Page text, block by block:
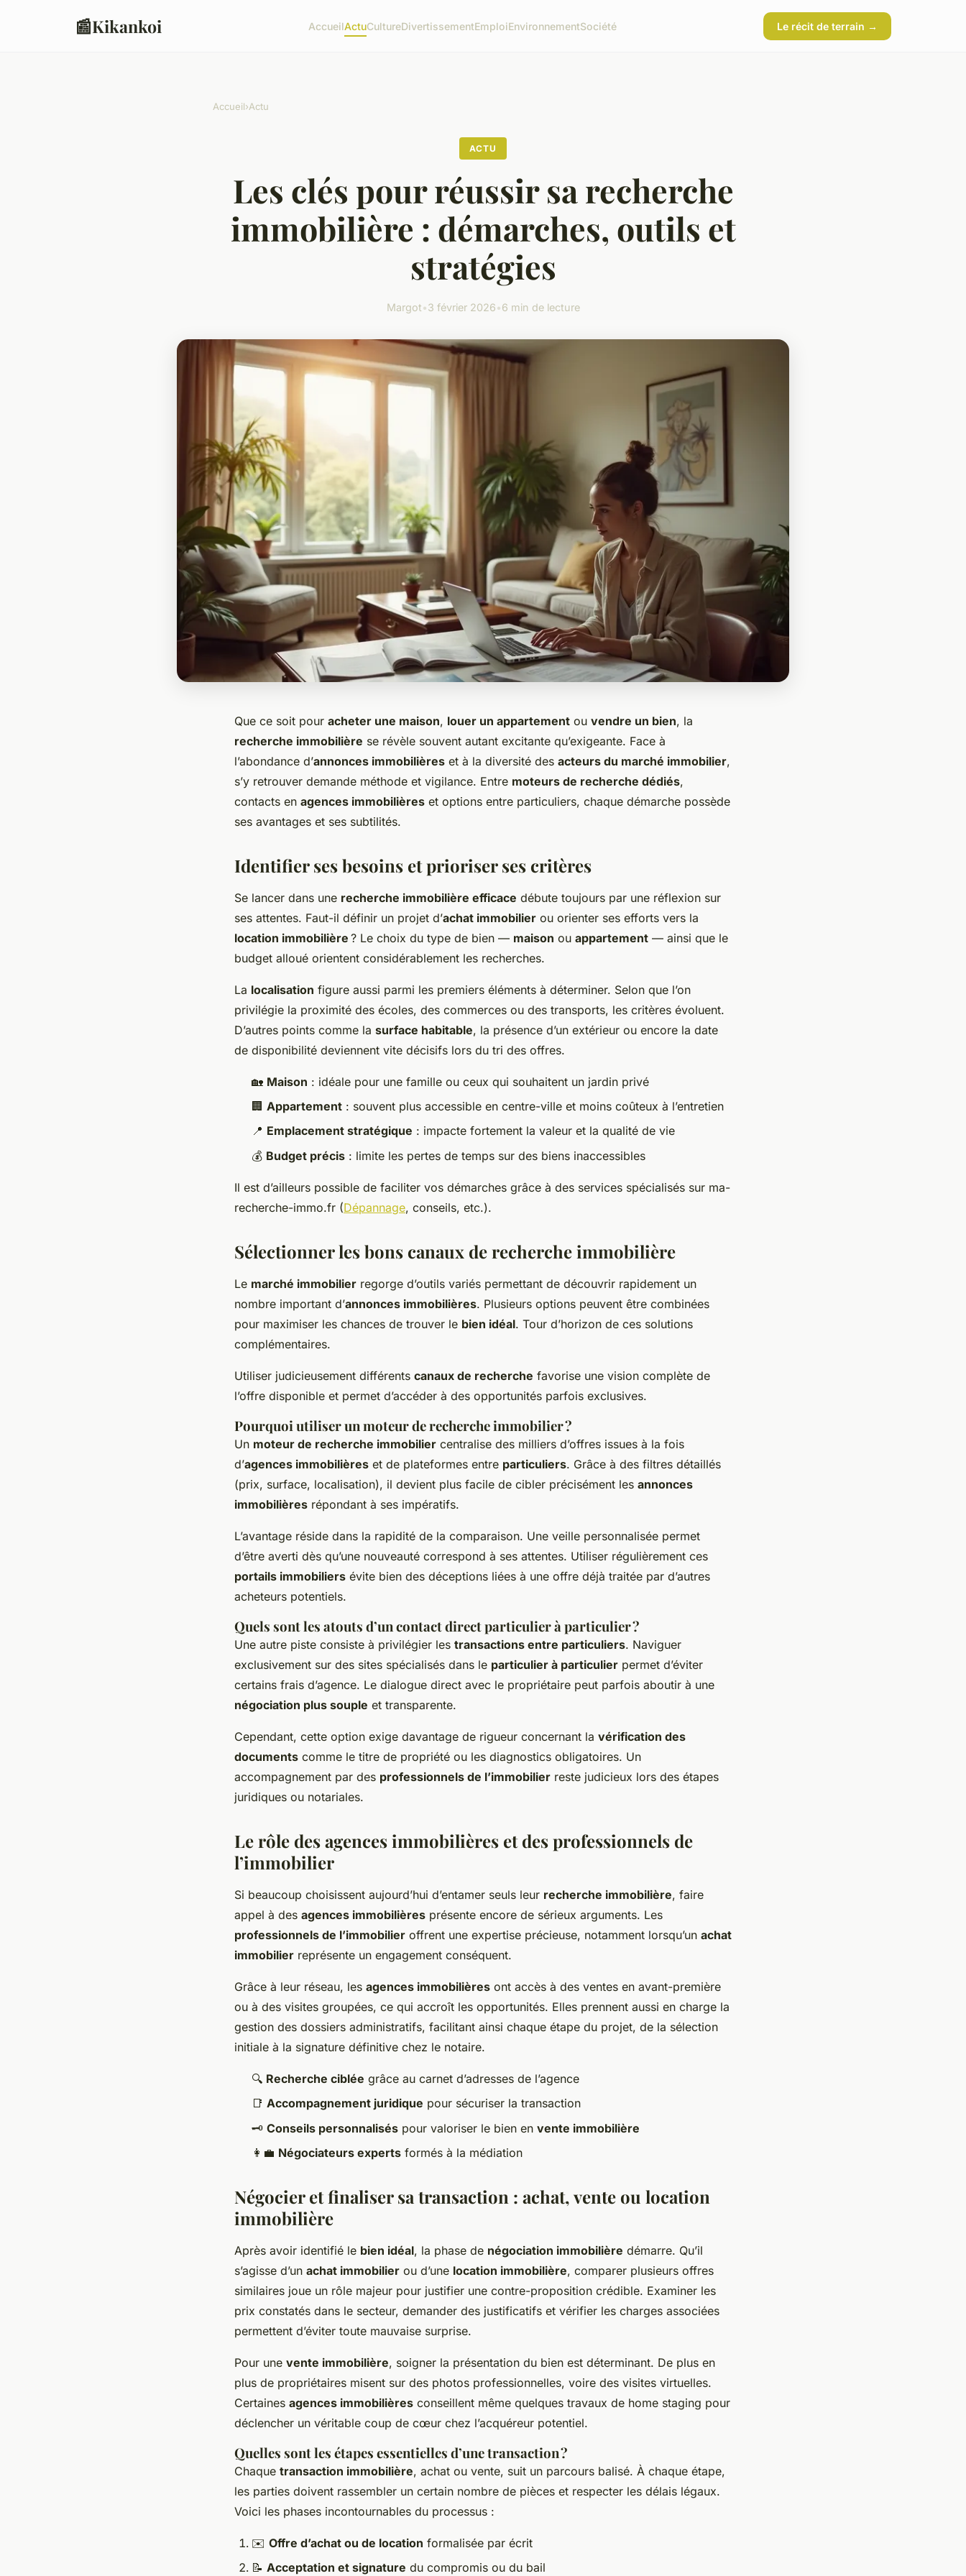
📰Kikankoi AccueilActuCultureDivertissementEmploiEnvironnementSociété Le récit de terrain →
Accueil›Actu
ACTU
Les clés pour réussir sa recherche
immobilière : démarches, outils et
stratégies
Margot•3 février 2026•6 min de lecture
Que ce soit pour acheter une maison, louer un appartement ou vendre un bien, la
recherche immobilière se révèle souvent autant excitante qu’exigeante. Face à
l’abondance d’annonces immobilières et à la diversité des acteurs du marché immobilier,
s’y retrouver demande méthode et vigilance. Entre moteurs de recherche dédiés,
contacts en agences immobilières et options entre particuliers, chaque démarche possède
ses avantages et ses subtilités.
Identifier ses besoins et prioriser ses critères
Se lancer dans une recherche immobilière efficace débute toujours par une réflexion sur
ses attentes. Faut-il définir un projet d’achat immobilier ou orienter ses efforts vers la
location immobilière ? Le choix du type de bien — maison ou appartement — ainsi que le
budget alloué orientent considérablement les recherches.
La localisation figure aussi parmi les premiers éléments à déterminer. Selon que l’on
privilégie la proximité des écoles, des commerces ou des transports, les critères évoluent.
D’autres points comme la surface habitable, la présence d’un extérieur ou encore la date
de disponibilité deviennent vite décisifs lors du tri des offres.
🏡 Maison : idéale pour une famille ou ceux qui souhaitent un jardin privé
🏢 Appartement : souvent plus accessible en centre-ville et moins coûteux à l’entretien
📍 Emplacement stratégique : impacte fortement la valeur et la qualité de vie
💰 Budget précis : limite les pertes de temps sur des biens inaccessibles
Il est d’ailleurs possible de faciliter vos démarches grâce à des services spécialisés sur ma-
recherche-immo.fr (Dépannage, conseils, etc.).
Sélectionner les bons canaux de recherche immobilière
Le marché immobilier regorge d’outils variés permettant de découvrir rapidement un
nombre important d’annonces immobilières. Plusieurs options peuvent être combinées
pour maximiser les chances de trouver le bien idéal. Tour d’horizon de ces solutions
complémentaires.
Utiliser judicieusement différents canaux de recherche favorise une vision complète de
l’offre disponible et permet d’accéder à des opportunités parfois exclusives.
Pourquoi utiliser un moteur de recherche immobilier ?
Un moteur de recherche immobilier centralise des milliers d’offres issues à la fois
d’agences immobilières et de plateformes entre particuliers. Grâce à des filtres détaillés
(prix, surface, localisation), il devient plus facile de cibler précisément les annonces
immobilières répondant à ses impératifs.
L’avantage réside dans la rapidité de la comparaison. Une veille personnalisée permet
d’être averti dès qu’une nouveauté correspond à ses attentes. Utiliser régulièrement ces
portails immobiliers évite bien des déceptions liées à une offre déjà traitée par d’autres
acheteurs potentiels.
Quels sont les atouts d’un contact direct particulier à particulier ?
Une autre piste consiste à privilégier les transactions entre particuliers. Naviguer
exclusivement sur des sites spécialisés dans le particulier à particulier permet d’éviter
certains frais d’agence. Le dialogue direct avec le propriétaire peut parfois aboutir à une
négociation plus souple et transparente.
Cependant, cette option exige davantage de rigueur concernant la vérification des
documents comme le titre de propriété ou les diagnostics obligatoires. Un
accompagnement par des professionnels de l’immobilier reste judicieux lors des étapes
juridiques ou notariales.
Le rôle des agences immobilières et des professionnels de
l’immobilier
Si beaucoup choisissent aujourd’hui d’entamer seuls leur recherche immobilière, faire
appel à des agences immobilières présente encore de sérieux arguments. Les
professionnels de l’immobilier offrent une expertise précieuse, notamment lorsqu’un achat
immobilier représente un engagement conséquent.
Grâce à leur réseau, les agences immobilières ont accès à des ventes en avant-première
ou à des visites groupées, ce qui accroît les opportunités. Elles prennent aussi en charge la
gestion des dossiers administratifs, facilitant ainsi chaque étape du projet, de la sélection
initiale à la signature définitive chez le notaire.
🔍 Recherche ciblée grâce au carnet d’adresses de l’agence
📑 Accompagnement juridique pour sécuriser la transaction
🗝️ Conseils personnalisés pour valoriser le bien en vente immobilière
👩‍💼 Négociateurs experts formés à la médiation
Négocier et finaliser sa transaction : achat, vente ou location
immobilière
Après avoir identifié le bien idéal, la phase de négociation immobilière démarre. Qu’il
s’agisse d’un achat immobilier ou d’une location immobilière, comparer plusieurs offres
similaires joue un rôle majeur pour justifier une contre-proposition crédible. Examiner les
prix constatés dans le secteur, demander des justificatifs et vérifier les charges associées
permettent d’éviter toute mauvaise surprise.
Pour une vente immobilière, soigner la présentation du bien est déterminant. De plus en
plus de propriétaires misent sur des photos professionnelles, voire des visites virtuelles.
Certaines agences immobilières conseillent même quelques travaux de home staging pour
déclencher un véritable coup de cœur chez l’acquéreur potentiel.
Quelles sont les étapes essentielles d’une transaction ?
Chaque transaction immobilière, achat ou vente, suit un parcours balisé. À chaque étape,
les parties doivent rassembler un certain nombre de pièces et respecter les délais légaux.
Voici les phases incontournables du processus :
✉️ Offre d’achat ou de location formalisée par écrit
📝 Acceptation et signature du compromis ou du bail